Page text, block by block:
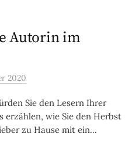
Autorin im
2020
Sie den Lesern Ihrer
wie Sie den Herbst
zu Hause mit ein...